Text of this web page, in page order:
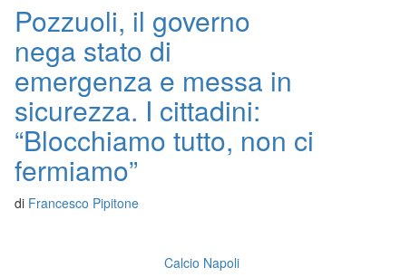
Pozzuoli, il governo
nega stato di
emergenza e messa in
sicurezza. I cittadini:
“Blocchiamo tutto, non ci
fermiamo”
di Francesco Pipitone
Calcio Napoli